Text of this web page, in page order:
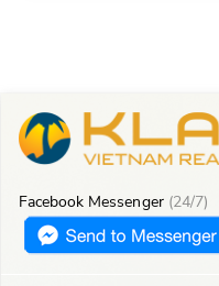
Facebook Messenger (24/7)